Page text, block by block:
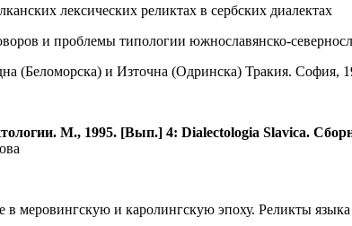
лексических реликтах в сербских диалектах
и проблемы типологии южнославянско-
(Беломорска) и Източна (Одринска) Тракия. София,
М., 1995. [Вып.] 4: Dialectologia Slavica.
меровингскую и каролингскую эпоху. Реликты языка